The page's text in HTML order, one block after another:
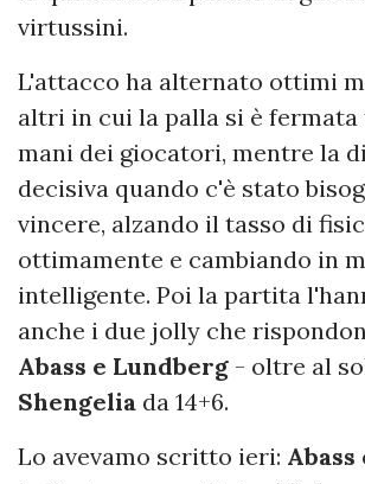
virtussini.
L'attacco ha alternato ottimi
altri in cui la palla si è
mani dei giocatori, mentre la
decisiva quando c'è stato
vincere, alzando il tasso di
ottimamente e cambiando in
intelligente. Poi la partita
anche i due jolly che
Abass e Lundberg - oltre al
Shengelia da 14+6.
Lo avevamo scritto ieri: Abass